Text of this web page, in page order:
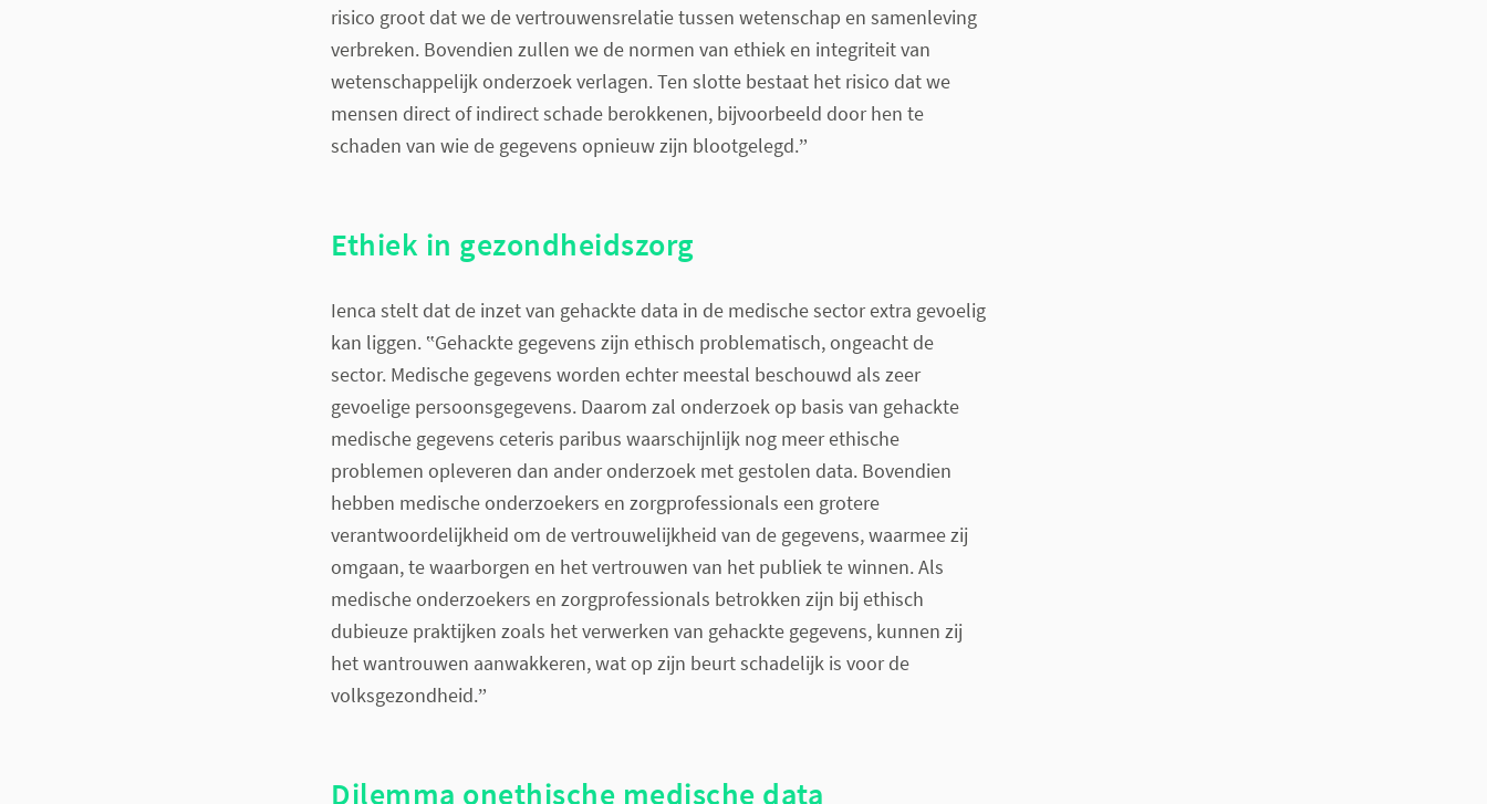
risico groot dat we de vertrouwensrelatie tussen wetenschap en samenleving
verbreken. Bovendien zullen we de normen van ethiek en integriteit van
wetenschappelijk onderzoek verlagen. Ten slotte bestaat het risico dat we
mensen direct of indirect schade berokkenen, bijvoorbeeld door hen te
schaden van wie de gegevens opnieuw zijn blootgelegd.ˮ
Ethiek in gezondheidszorg
Ienca stelt dat de inzet van gehackte data in de medische sector extra gevoelig
kan liggen. ‟Gehackte gegevens zijn ethisch problematisch, ongeacht de
sector. Medische gegevens worden echter meestal beschouwd als zeer
gevoelige persoonsgegevens. Daarom zal onderzoek op basis van gehackte
medische gegevens ceteris paribus waarschijnlijk nog meer ethische
problemen opleveren dan ander onderzoek met gestolen data. Bovendien
hebben medische onderzoekers en zorgprofessionals een grotere
verantwoordelijkheid om de vertrouwelijkheid van de gegevens, waarmee zij
omgaan, te waarborgen en het vertrouwen van het publiek te winnen. Als
medische onderzoekers en zorgprofessionals betrokken zijn bij ethisch
dubieuze praktijken zoals het verwerken van gehackte gegevens, kunnen zij
het wantrouwen aanwakkeren, wat op zijn beurt schadelijk is voor de
volksgezondheid.ˮ
Dilemma onethische medische data